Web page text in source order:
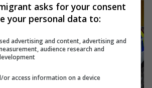
asks for your consent
your personal data to:
advertising and content, advertising and
audience research and
or access information on a device